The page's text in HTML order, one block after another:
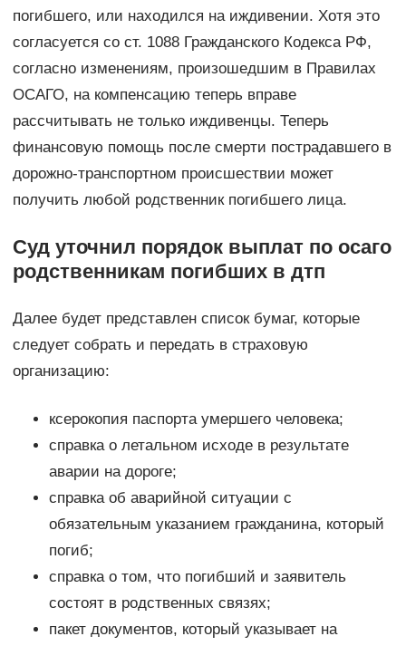
погибшего, или находился на иждивении. Хотя это
согласуется со ст. 1088 Гражданского Кодекса РФ,
согласно изменениям, произошедшим в Правилах
ОСАГО, на компенсацию теперь вправе
рассчитывать не только иждивенцы. Теперь
финансовую помощь после смерти пострадавшего в
дорожно-транспортном происшествии может
получить любой родственник погибшего лица.
Суд уточнил порядок выплат по осаго
родственникам погибших в дтп
Далее будет представлен список бумаг, которые
следует собрать и передать в страховую
организацию:
ксерокопия паспорта умершего человека;
справка о летальном исходе в результате
аварии на дороге;
справка об аварийной ситуации с
обязательным указанием гражданина, который
погиб;
справка о том, что погибший и заявитель
состоят в родственных связях;
пакет документов, который указывает на